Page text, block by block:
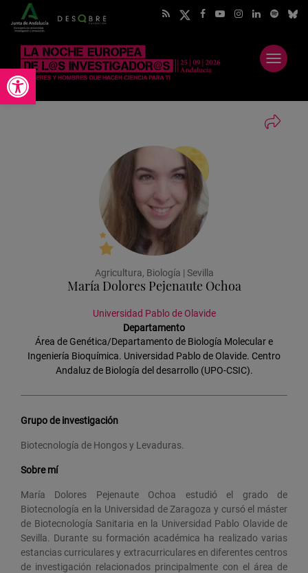
Abrir barra de herramientas
Abrir
menú
Agricultura, Biología | Sevilla
María Dolores Pejenaute Ochoa
Universidad Pablo de Olavide
Departamento
Área de Genética/Departamento de Biología Molecular e
Ingeniería Bioquímica. Universidad Pablo de Olavide. Centro
Andaluz de Biología del desarrollo (UPO-CSIC).
Grupo de investigación
Biotecnología de Hongos y Levaduras.
Sobre mí
María Dolores Pejenaute Ochoa estudió el grado de
Biotecnología en la Universidad de Zaragoza y cursó el máster
de Biotecnología Sanitaria en la Universidad Pablo Olavide de
Sevilla. Durante su formación académica ha realizado varias
estancias curriculares y extracurriculares en diferentes centros
de investigación relacionados principalmente con el área de